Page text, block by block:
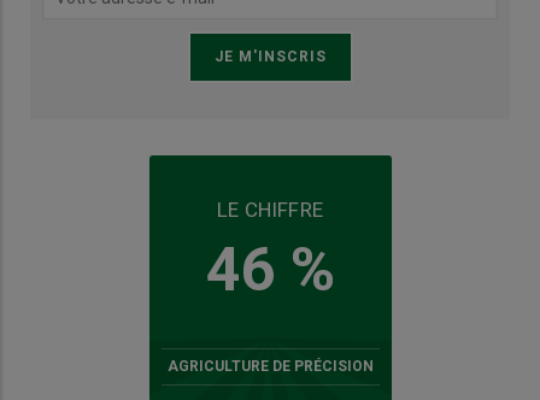
LE CHIFFRE
46 %
AGRICULTURE DE PRÉCISION